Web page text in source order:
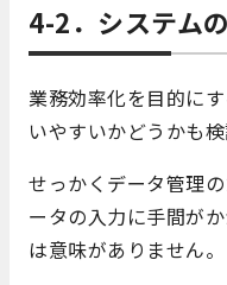
4-2．システム
業務効率化を目的に
いやすいかどうかも検
せっかくデータ管理
ータの入力に手間が
は意味がありません。